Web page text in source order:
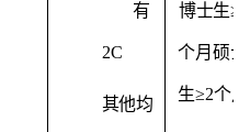
有
2C
其他均
博士生≥
个月硕士
生≥2个月